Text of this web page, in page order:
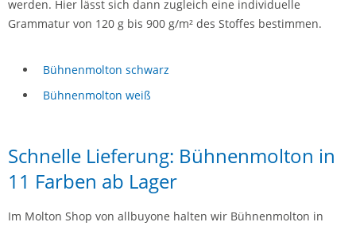
werden. Hier lässt sich dann zugleich eine individuelle
Grammatur von 120 g bis 900 g/m² des Stoffes bestimmen.
Bühnenmolton schwarz
Bühnenmolton weiß
Schnelle Lieferung: Bühnenmolton in
11 Farben ab Lager
Im Molton Shop von allbuyone halten wir Bühnenmolton in